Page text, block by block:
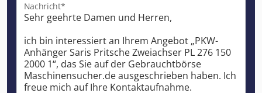
Nachricht*